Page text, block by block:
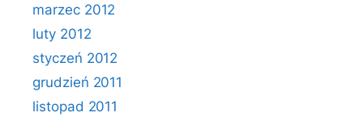
marzec 2012
luty 2012
styczeń 2012
grudzień 2011
listopad 2011